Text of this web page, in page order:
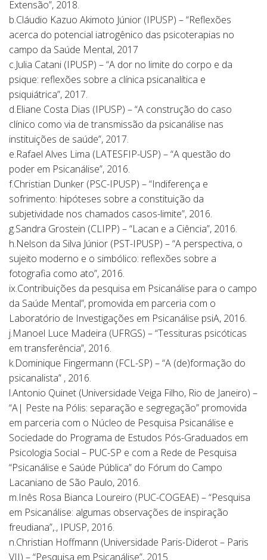
Extensão”, 2018.
b.Cláudio Kazuo Akimoto Júnior (IPUSP) – “Reflexões
acerca do potencial iatrogênico das psicoterapias no
campo da Saúde Mental, 2017
c.Julia Catani (IPUSP) – “A dor no limite do corpo e da
psique: reflexões sobre a clínica psicanalítica e
psiquiátrica”, 2017.
d.Eliane Costa Dias (IPUSP) – “A construção do caso
clínico como via de transmissão da psicanálise nas
instituições de saúde”, 2017.
e.Rafael Alves Lima (LATESFIP-USP) – “A questão do
poder em Psicanálise”, 2016.
f.Christian Dunker (PSC-IPUSP) – “Indiferença e
sofrimento: hipóteses sobre a constituição da
subjetividade nos chamados casos-limite”, 2016.
g.Sandra Grostein (CLIPP) – “Lacan e a Ciência”, 2016.
h.Nelson da Silva Júnior (PST-IPUSP) – “A perspectiva, o
sujeito moderno e o simbólico: reflexões sobre a
fotografia como ato”, 2016.
ix.Contribuições da pesquisa em Psicanálise para o campo
da Saúde Mental”, promovida em parceria com o
Laboratório de Investigações em Psicanálise psiA, 2016.
j.Manoel Luce Madeira (UFRGS) – “Tessituras psicóticas
em transferência”, 2016.
k.Dominique Fingermann (FCL-SP) – “A (de)formação do
psicanalista” , 2016.
l.Antonio Quinet (Universidade Veiga Filho, Rio de Janeiro) –
“A| Peste na Pólis: separação e segregação” promovida
em parceria com o Núcleo de Pesquisa Psicanálise e
Sociedade do Programa de Estudos Pós-Graduados em
Psicologia Social – PUC-SP e com a Rede de Pesquisa
“Psicanálise e Saúde Pública” do Fórum do Campo
Lacaniano de São Paulo, 2016.
m.Inês Rosa Bianca Loureiro (PUC-COGEAE) – “Pesquisa
em Psicanálise: algumas observações de inspiração
freudiana”,., IPUSP, 2016.
n.Christian Hoffmann (Universidade Paris-Diderot – Paris
VII) – “Pesquisa em Psicanálise”, 2015